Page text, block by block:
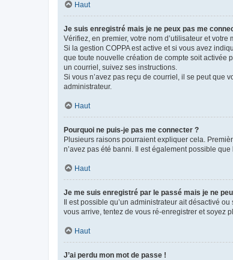
Haut
Je suis enregistré mais je ne peux pas me
Vérifiez, en premier, votre nom d’utilisateur et
Si la gestion COPPA est active et si vous avez
que toute nouvelle création de compte soit activée
un courriel, suivez ses instructions.
Si vous n’avez pas reçu de courriel, il se peut que
administrateur.
Haut
Pourquoi ne puis-je pas me connecter ?
Plusieurs raisons pourraient expliquer cela.
n’avez pas été banni. Il est également possible
Haut
Je me suis enregistré par le passé mais je ne
Il est possible qu’un administrateur ait désactivé
vous arrive, tentez de vous ré-enregistrer et soyez
Haut
J’ai perdu mon mot de passe !